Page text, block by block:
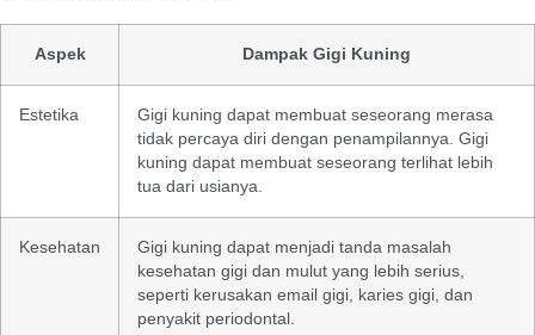
Aspek Dampak Gigi Kuning
Estetika
Gigi kuning dapat membuat seseorang merasa
tidak percaya diri dengan penampilannya. Gigi
kuning dapat membuat seseorang terlihat lebih
tua dari usianya.
Kesehatan
Gigi kuning dapat menjadi tanda masalah
kesehatan gigi dan mulut yang lebih serius,
seperti kerusakan email gigi, karies gigi, dan
penyakit periodontal.